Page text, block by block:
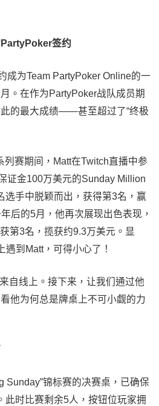
签约
成为Team PartyPoker Online的一
。在作为PartyPoker战队成员期
的最大成绩——甚至超过了“终极
列赛期间，Matt在Twitch直播中参
证金100万美元的Sunday Million
选手中脱颖而出，获得第3名，赢
后的5月，他再次展现出色表现，
第3名，揽获约9.3万美元。显
到Matt，可得小心了！
自线上。接下来，让我们通过他
他为何总是牌桌上不可小觑的力
Sunday”锦标赛的决赛桌，已确保
此时比赛剩余5人，按钮位玩家拥